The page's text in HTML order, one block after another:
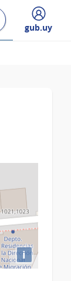
Desplegar
gub.uy
i